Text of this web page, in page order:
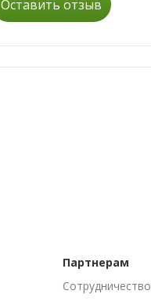
Оставить отзыв
Партнерам
Сотрудничество